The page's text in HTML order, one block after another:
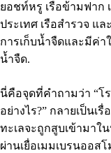
ยอชท์หรู เรือข้ามฟาก
ประเทศ เรือสำรวจ แ
การเก็บน้ำจืดและมีค่
น้ำจืด.
นี่คือจุดที่คำถามว่า “โ
อย่างไร?” กลายเป็นเ
ทะเลจะถูกสูบเข้ามา
ผ่านเยื่อเมมเบรนออส